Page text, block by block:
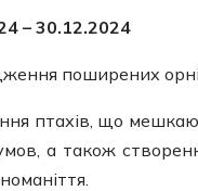
– 30.12.2024
поширених
птахів, що
а також